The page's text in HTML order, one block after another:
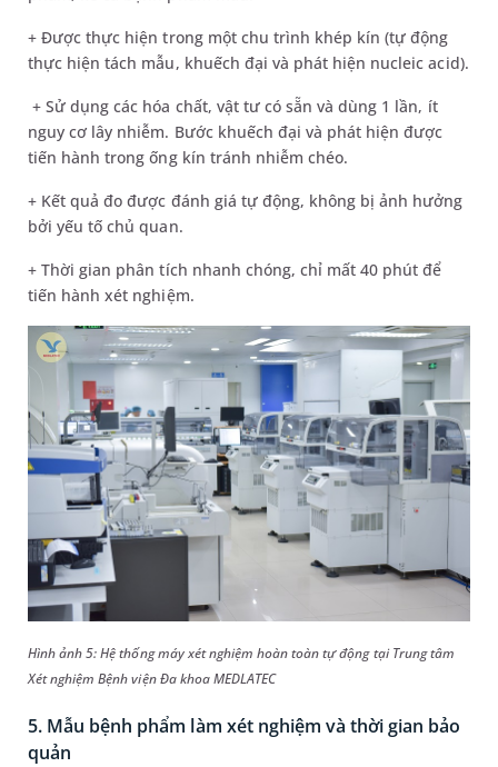
+ Được thực hiện trong một chu trình khép kín (tự động
thực hiện tách mẫu, khuếch đại và phát hiện nucleic acid).
+ Sử dụng các hóa chất, vật tư có sẵn và dùng 1 lần, ít
nguy cơ lây nhiễm. Bước khuếch đại và phát hiện được
tiến hành trong ống kín tránh nhiễm chéo.
+ Kết quả đo được đánh giá tự động, không bị ảnh hưởng
bởi yếu tố chủ quan.
+ Thời gian phân tích nhanh chóng, chỉ mất 40 phút để
tiến hành xét nghiệm.
Hình ảnh 5: Hệ thống máy xét nghiệm hoàn toàn tự động tại Trung tâm
Xét nghiệm Bệnh viện Đa khoa MEDLATEC
5. Mẫu bệnh phẩm làm xét nghiệm và thời gian bảo
quản